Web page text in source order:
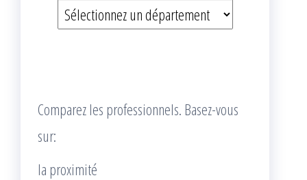
Comparez les professionnels. Basez-vous
sur:
la proximité